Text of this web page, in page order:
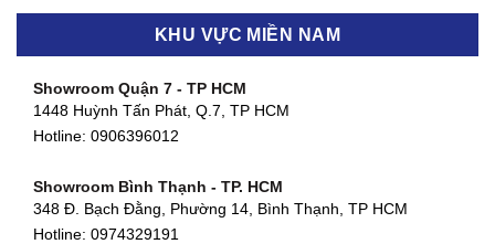
KHU VỰC MIỀN NAM
Showroom Quận 7 - TP HCM
1448 Huỳnh Tấn Phát, Q.7, TP HCM
Hotline: 0906396012
Showroom Bình Thạnh - TP. HCM
348 Đ. Bạch Đằng, Phường 14, Bình Thạnh, TP HCM
Hotline: 0974329191